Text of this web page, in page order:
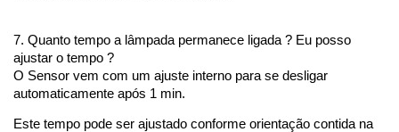
7. Quanto tempo a lâmpada permanece ligada ? Eu posso
ajustar o tempo ?
O Sensor vem com um ajuste interno para se desligar
automaticamente após 1 min.
Este tempo pode ser ajustado conforme orientação contida na